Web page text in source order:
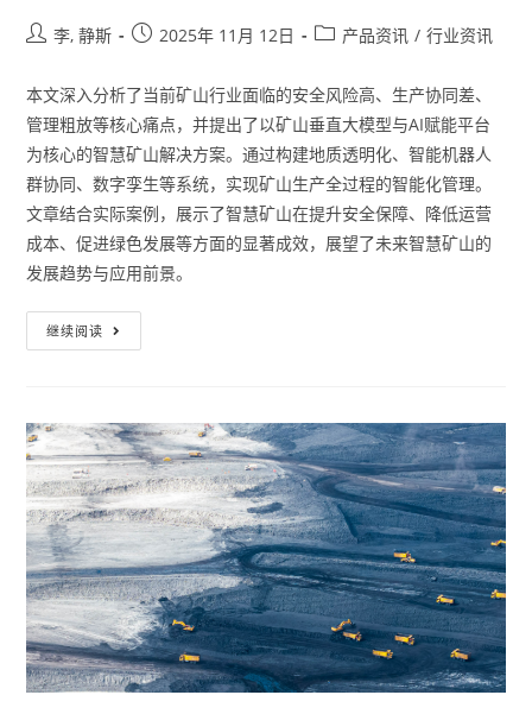
李, 静斯 2025年 11月 12日 产品资讯 / 行业资讯
本文深入分析了当前矿山行业面临的安全风险高、生产协同差、
管理粗放等核心痛点，并提出了以矿山垂直大模型与AI赋能平台
为核心的智慧矿山解决方案。通过构建地质透明化、智能机器人
群协同、数字孪生等系统，实现矿山生产全过程的智能化管理。
文章结合实际案例，展示了智慧矿山在提升安全保障、降低运营
成本、促进绿色发展等方面的显著成效，展望了未来智慧矿山的
发展趋势与应用前景。
继续阅读